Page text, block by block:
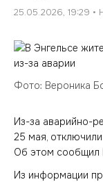
25.05.2026, 19:29
Фото: Вероника
Из-за аварийно-
25 мая,
Об этом сообщил
Из информации